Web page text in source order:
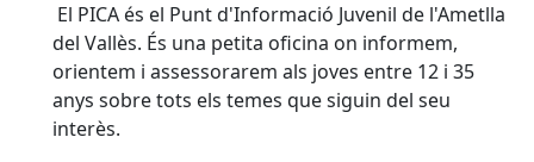
El PICA és el Punt d'Informació Juvenil de l'Ametlla
del Vallès. És una petita oficina on informem,
orientem i assessorarem als joves entre 12 i 35
anys sobre tots els temes que siguin del seu
interès.